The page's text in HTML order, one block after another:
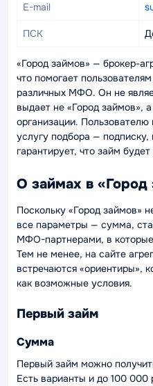
E-mail
ПСК
«Город займов» — брокер-
что помогает
различных МФО. Он не
выдает не «Город займов»,
организации. Пользователю
услугу подбора —
гарантирует, что займ
О займах в «Город
Поскольку «Город займов»
все параметры — сумма,
МФО-партнерами, в которые
Тем не менее, на сайте
встречаются «ориентиры»,
как возможные условия.
Первый займ
Сумма
Первый займ можно
Есть варианты и до 100